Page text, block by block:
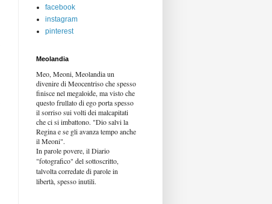
facebook
instagram
pinterest
Meolandia
Meo, Meoni, Meolandia un
divenire di Meocentriso che spesso
finisce nel megaloide, ma visto che
questo frullato di ego porta spesso
il sorriso sui volti dei malcapitati
che ci si imbattono. "Dio salvi la
Regina e se gli avanza tempo anche
il Meoni".
In parole povere, il Diario
"fotografico" del sottoscritto,
talvolta corredate di parole in
libertà, spesso inutili.